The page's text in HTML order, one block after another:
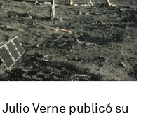
Verne publicó su